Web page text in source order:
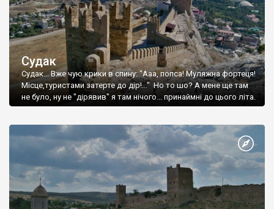
Судак
Судак... Вже чую крики в спину: "Ааа, попса! Муляжна фортеця!
Місце,туристами затерте до дір!..." Но то шо? А мене ще там
не було, ну не "дірявив" я там нічого... принаймні до цього літа.